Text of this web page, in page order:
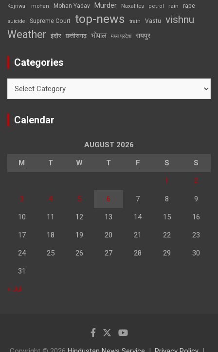
Kejriwal mohan Mohan Yadav Murder Naxalites petrol rain rape
suicide Supreme Court top-news train Vastu vishnu
Weather इंदौर छत्तीसगढ़ भोपाल मध्य प्रदेश रायपुर
Categories
Calendar
AUGUST 2026
M T W T F S S
1 2
3 4 5 6 7 8 9
10 11 12 13 14 15 16
17 18 19 20 21 22 23
24 25 26 27 28 29 30
31
« Jul